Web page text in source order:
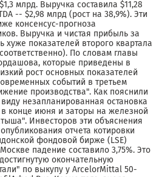
млрд. Выручка составила $11,28
-- $2,98 млрд (рост на 38,9%). Эти
консенсус-прогноза
Выручка и чистая прибыль за
хуже показателей второго квартала
По словам главы
которые приведены в
рост основных показателей
событий в третьем
производства". Как пояснили
незапланированная остановка
в конце июня и заторы на железной
Инвесторов эти объяснения
отчета котировки
фондовой бирже (LSE)
падение составило 3,75%. Это
окончательную
по выкупу у ArcelorMittal 50-